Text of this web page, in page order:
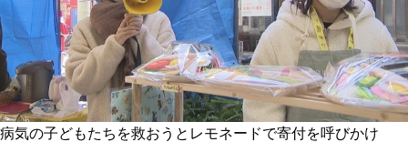
病気の子どもたちを救おうとレモネードで寄付を呼びかけ